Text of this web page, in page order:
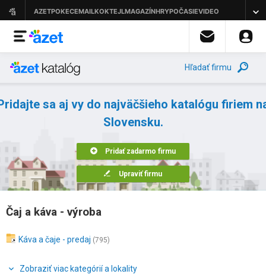
Hľadať firmu
sa aj vy do najväčšieho katalógu firiem
Slovensku.
Pridať zadarmo firmu
Upraviť firmu
Čaj a káva - výroba
Káva a čaje - predaj (795)
Zobraziť viac kategórií a lokality